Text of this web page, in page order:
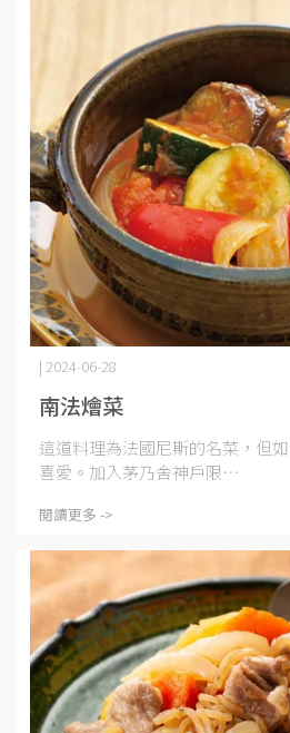
南法燴菜
| 2024-06-28
這道料理為法國尼斯的名菜，但
喜愛。加入茅乃舍神戶限⋯
閱讀更多 ->